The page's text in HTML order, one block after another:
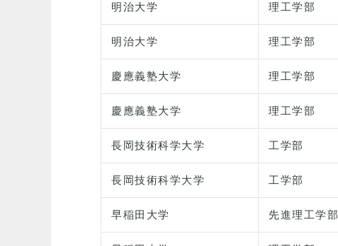
明治大学 理工学部
明治大学 理工学部
慶應義塾大学 理工学部
慶應義塾大学 理工学部
長岡技術科学大学 工学部
長岡技術科学大学 工学部
早稲田大学 先進理工学部